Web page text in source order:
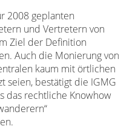
2008 geplanten
und Vertretern von
Ziel der Definition
Auch die Monierung von
kaum mit örtlichen
seien, bestätigt die IGMG
das rechtliche Knowhow